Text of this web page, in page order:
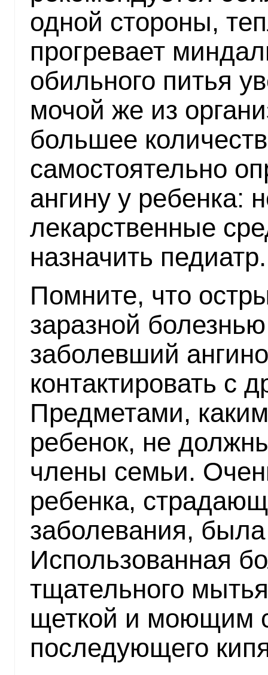
одной стороны,
прогревает
обильного питья
мочой же из
большее
самостоятельно
ангину у ребенка:
лекарственные
назначить педиатр.
Помните, что
заразной
заболевший
контактировать с
Предметами,
ребенок, не
члены семьи.
ребенка,
заболевания,
Использованная
тщательного
щеткой и моющим
последующего